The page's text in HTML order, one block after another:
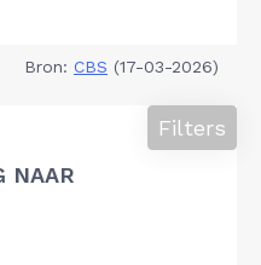
Bron: CBS (17-03-2026)
NAAR
Filters